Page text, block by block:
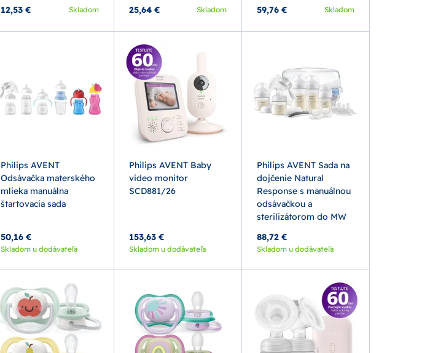
12,53 € Skladom 25,64 € Skladom 59,76 € Skladom
Philips AVENT
Odsávačka materského
mlieka manuálna
štartovacia sada
50,16 €
Skladom u dodávateľa
Philips AVENT Baby
video monitor
SCD881/26
153,63 €
Skladom u dodávateľa
Philips AVENT Sada na
dojčenie Natural
Response s manuálnou
odsávačkou a
sterilizátorom do MW
88,72 €
Skladom u dodávateľa